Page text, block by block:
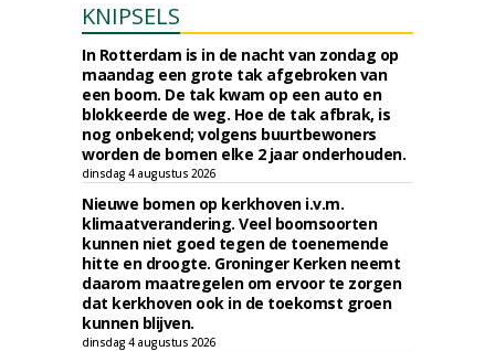
KNIPSELS
In Rotterdam is in de nacht van zondag op
maandag een grote tak afgebroken van
een boom. De tak kwam op een auto en
blokkeerde de weg. Hoe de tak afbrak, is
nog onbekend; volgens buurtbewoners
worden de bomen elke 2 jaar onderhouden.
dinsdag 4 augustus 2026
Nieuwe bomen op kerkhoven i.v.m.
klimaatverandering. Veel boomsoorten
kunnen niet goed tegen de toenemende
hitte en droogte. Groninger Kerken neemt
daarom maatregelen om ervoor te zorgen
dat kerkhoven ook in de toekomst groen
kunnen blijven.
dinsdag 4 augustus 2026